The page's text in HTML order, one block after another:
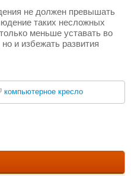
не должен превышать
таких несложных
меньше уставать во
и избежать развития
компьютерное кресло